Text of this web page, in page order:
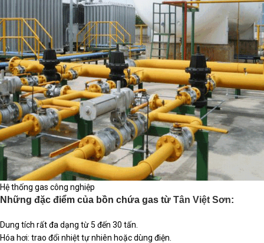
Hệ thống gas công nghiệp
Những đặc điểm của bồn chứa gas từ Tân Việt Sơn:
Dung tích rất đa dạng từ 5 đến 30 tấn.
Hóa hơi: trao đổi nhiệt tự nhiên hoặc dùng điện.